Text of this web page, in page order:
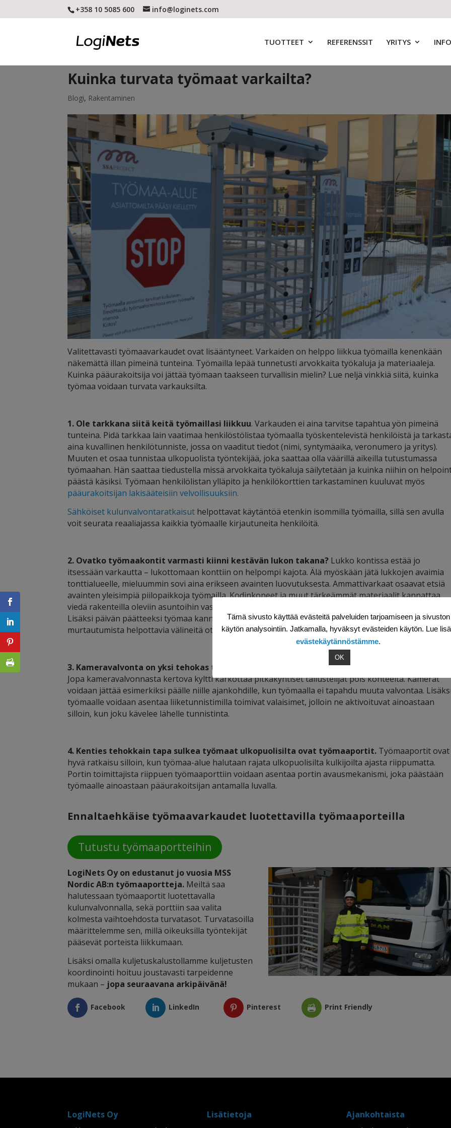
+358 10 5085 600 info@loginets.com
TUOTTEET REFERENSSIT YRITYS
Kuinka turvata työmaat varkailta?
Blogi, Rakentaminen
Valitettavasti työmaavarkaudet ovat lisääntyneet. Varkaiden on helppo liikkua työmailla kenenkään
näkemättä illan pimeinä tunteina. Työmailla lepää tunnetusti arvokkaita työkaluja ja materiaaleja.
Kuinka pääurakoitsija voi jättää työmaan taakseen turvallisin mielin? Lue neljä vinkkiä siitä, kuinka
työmaa voidaan turvata varkauksilta.
1. Ole tarkkana siitä keitä työmaillasi liikkuu. Varkauden ei aina tarvitse tapahtua yön pimeinä
tunteina. Pidä tarkkaa lain vaatimaa henkilöstölistaa työmaalla työskentelevistä henkilöistä ja
aina kuvallinen henkilötunniste, jossa on vaaditut tiedot (nimi, syntymäaika, veronumero ja yritys).
Muuten et osaa tunnistaa ulkopuolista työntekijää, joka saattaa olla väärillä aikeilla tutustumassa
työmaahan. Hän saattaa tiedustella missä arvokkaita työkaluja säilytetään ja kuinka niihin on
päästä käsiksi. Työmaan henkilölistan ylläpito ja henkilökorttien tarkastaminen kuuluvat myös
pääurakoitsijan lakisääteisiin velvollisuuksiin.
Sähköiset kulunvalvontaratkaisut helpottavat käytäntöä etenkin isommilla työmailla, sillä sen avulla
voit seurata reaaliajassa kaikkia työmaalle kirjautuneita henkilöitä.
2. Ovatko työmaakontit varmasti kiinni kestävän lukon takana? Lukko kontissa estää jo
itsessään varkautta – lukottomaan konttiin on helpompi kajota. Älä myöskään jätä lukkojen avaimia
tonttialueelle, mieluummin sovi aina erikseen avainten luovutuksesta. Ammattivarkaat osaavat etsiä
avainten yleisimpiä piilopaikkoja työmailla. Kodinkoneet ja muut tärkeämmät materiaalit kannattaa
viedä rakenteilla oleviin asuntoihin vasta kun asunnot saadaan aidattujen tai lukittujen ovien taakse.
Lisäksi päivän päätteeksi työmaa kannattaa kiertää läpi siltä varalta, ettei varkaille jää
murtautumista helpottavia välineitä otollisille paikoille.
3. Kameravalvonta on yksi tehokas tapa ennaltaehkäistä työmaiden varkautta ja ilkivaltaa.
Jopa kameravalvonnasta kertova kyltti karkottaa pitkäkyntiset tallustelijat pois kohteelta. Kamerat
voidaan jättää esimerkiksi päälle niille ajankohdille, kun työmaalla ei tapahdu muuta valvontaa.
työmaalle voidaan asentaa liiketunnistimilla toimivat valaisimet, jolloin ne aktivoituvat ainoastaan
silloin, kun joku kävelee lähelle tunnistinta.
4. Kenties tehokkain tapa sulkea työmaat ulkopuolisilta ovat työmaaportit. Työmaaportit ovat
hyvä ratkaisu silloin, kun työmaa-alue halutaan rajata ulkopuolisilta kulkijoilta ajasta riippumatta.
Portin toimittajista riippuen työmaaporttiin voidaan asentaa portin avausmekanismi, joka päästään
työmaalle ainoastaan pääurakoitsijan antamalla luvalla.
Ennaltaehkäise työmaavarkaudet luotettavilla työmaaporteilla
Tutustu työmaaportteihin
LogiNets Oy on edustanut jo vuosia MSS
Nordic AB:n työmaaportteja. Meiltä saa
halutessaan työmaaportit luotettavalla
kulunvalvonnalla, sekä porttiin saa valita
kolmesta vaihtoehdosta turvatasot. Turvatasoilla
määrittelemme sen, millä oikeuksilla työntekijät
pääsevät porteista liikkumaan.
Lisäksi omalla kuljetuskalustollamme kuljetusten
koordinointi hoituu joustavasti tarpeidenne
mukaan – jopa seuraavana arkipäivänä!
Facebook LinkedIn Pinterest Print Friendly
LogiNets Oy Lisätietoja Ajankohtaista
Tämä sivusto käyttää evästeitä palveluiden tarjoamiseen ja sivuston
käytön analysointiin. Jatkamalla, hyväksyt evästeiden käytön. Lue
evästekäytännöstämme.
OK